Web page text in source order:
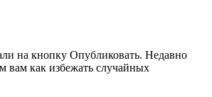
на кнопку Опубликовать. Недавно
вам как избежать случайных